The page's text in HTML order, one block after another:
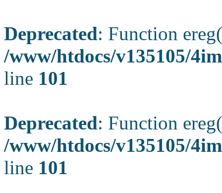
Deprecated: Function
/www/htdocs/v135105/
line 101
Deprecated: Function
/www/htdocs/v135105/
line 101